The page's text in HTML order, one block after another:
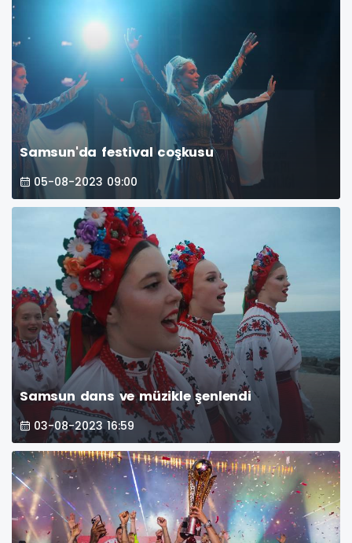
Samsun'da festival coşkusu
05-08-2023 09:00
Samsun dans ve müzikle şenlendi
03-08-2023 16:59